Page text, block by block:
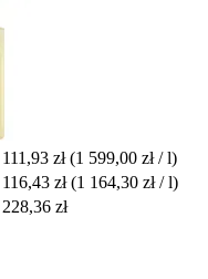
111,93 zł (1 599,00 zł / l)
116,43 zł (1 164,30 zł / l)
228,36 zł